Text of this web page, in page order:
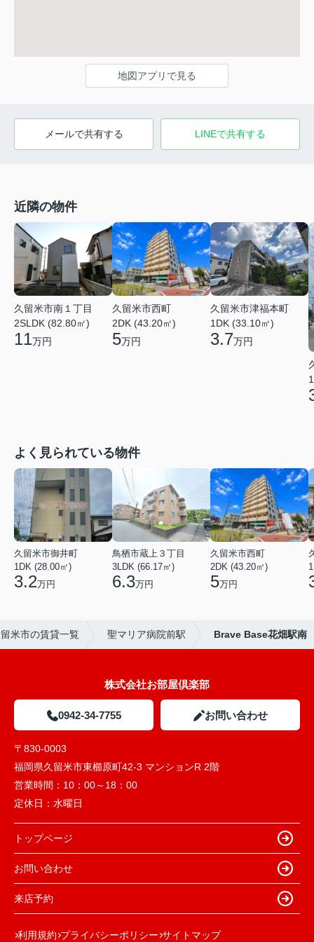
地図アプリで見る
メールで共有する LINEで共有する
近隣の物件
久留米市南１丁目
2SLDK (82.80㎡)
11万円
久留米市西町
2DK (43.20㎡)
5万円
久留米市津福本町
1DK (33.10㎡)
3.7万円
よく見られている物件
久留米市御井町
1DK (28.00㎡)
3.2万円
鳥栖市蔵上３丁目
3LDK (66.17㎡)
6.3万円
久留米市西町
2DK (43.20㎡)
5万円
米市の賃貸一覧 聖マリア病院前駅 Brave Base花畑駅南
株式会社お部屋倶楽部
0942-34-7755 お問い合わせ
〒830-0003
福岡県久留米市東櫛原町42-3 マンションR 2階
営業時間： 10：00～18：00
定休日： 水曜日
トップページ
お問い合わせ
来店予約
利用規約 プライバシーポリシー サイトマップ